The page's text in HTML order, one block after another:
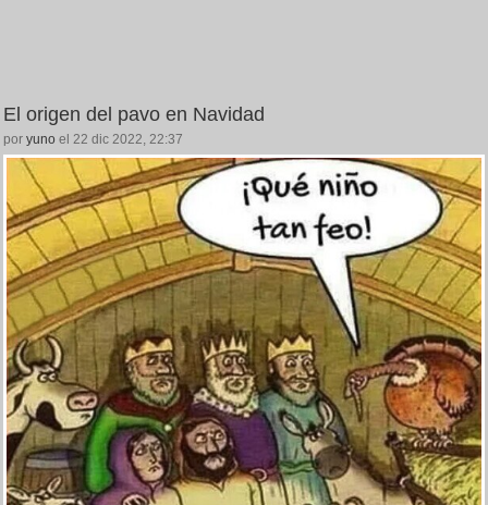
El origen del pavo en Navidad
por yuno el 22 dic 2022, 22:37